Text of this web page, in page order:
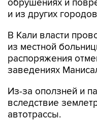
обрушениях и
и из других
В Кали власти
из местной
распоряжения
заведениях
Из-за оползней и
вследствие
автотрассы.